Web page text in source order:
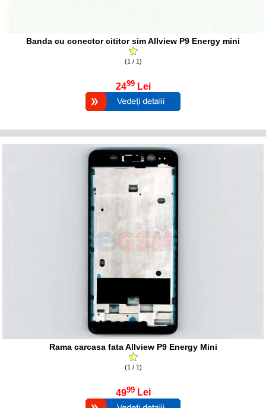
Banda cu conector cititor sim Allview P9 Energy mini
(1 / 1)
2499 Lei
Rama carcasa fata Allview P9 Energy Mini
(1 / 1)
4999 Lei